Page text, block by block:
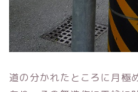
道の分かれたところに月極